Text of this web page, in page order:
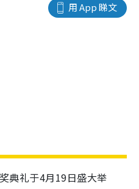
用 App 睇文
典礼于4月19日盛大举